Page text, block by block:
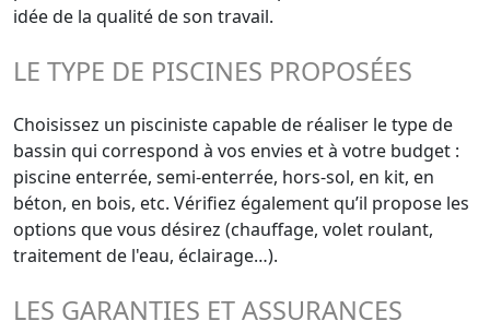
idée de la qualité de son travail.
LE TYPE DE PISCINES PROPOSÉES
Choisissez un pisciniste capable de réaliser le type de
bassin qui correspond à vos envies et à votre budget :
piscine enterrée, semi-enterrée, hors-sol, en kit, en
béton, en bois, etc. Vérifiez également qu’il propose les
options que vous désirez (chauffage, volet roulant,
traitement de l'eau, éclairage…).
LES GARANTIES ET ASSURANCES